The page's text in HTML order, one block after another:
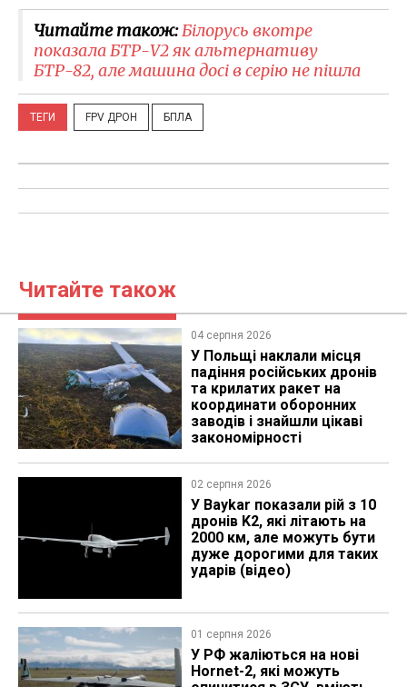
Читайте також:Білорусь вкотре
показала БТР-V2 як альтернативу
БТР-82, але машина досі в серію не пішла
ТЕГИ FPV ДРОН БПЛА
Читайте також
04 серпня 2026
У Польщі наклали місця
падіння російських дронів
та крилатих ракет на
координати оборонних
заводів і знайшли цікаві
закономірності
02 серпня 2026
У Baykar показали рій з 10
дронів K2, які літають на
2000 км, але можуть бути
дуже дорогими для таких
ударів (відео)
01 серпня 2026
У РФ жаліються на нові
Hornet-2, які можуть